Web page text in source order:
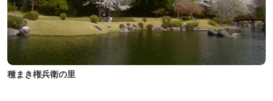
種まき権兵衛の里